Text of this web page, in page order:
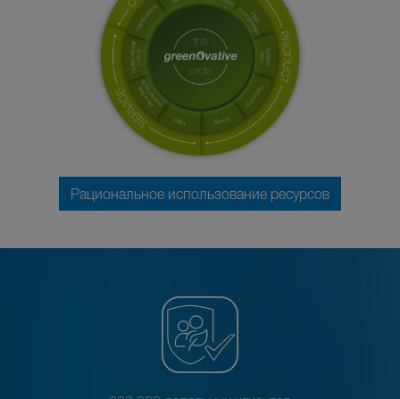
Рациональное использование ресурсов